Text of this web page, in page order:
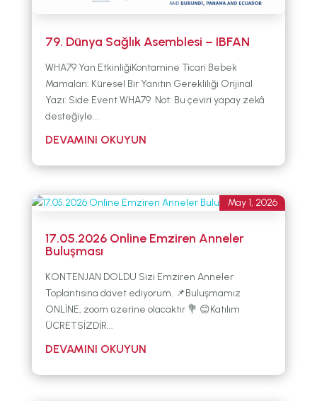
79. Dünya Sağlık Asemblesi – IBFAN
WHA79 Yan EtkinliğiKontamine Ticari Bebek
Mamaları: Küresel Bir Yanıtın Gerekliliği Orijinal
Yazı: Side Event WHA79 Not: Bu çeviri yapay zekâ
desteğiyle...
17.05.2026 Online Emziren Anneler
Buluşması
May 1, 2026
KONTENJAN DOLDU Sizi Emziren Anneler
Toplantısına davet ediyorum. 📌Buluşmamız
ONLİNE, zoom üzerine olacaktır 💐 😊Katılım
ÜCRETSİZDİR...